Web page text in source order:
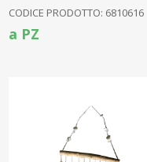
CODICE PRODOTTO: 6810616
a PZ